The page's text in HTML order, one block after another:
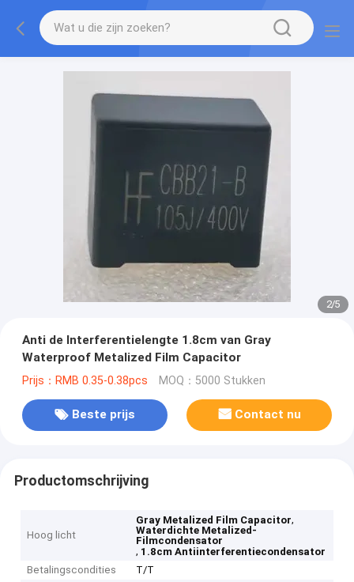
2/5
Anti de Interferentielengte 1.8cm van Gray
Waterproof Metalized Film Capacitor
Prijs：RMB 0.35-0.38pcs MOQ：5000 Stukken
Beste prijs Contact nu
Productomschrijving
Hoog licht
Gray Metalized Film Capacitor,
Waterdichte Metalized-
Filmcondensator
, 1.8cm Antiinterferentiecondensator
Betalingscondities
T/T